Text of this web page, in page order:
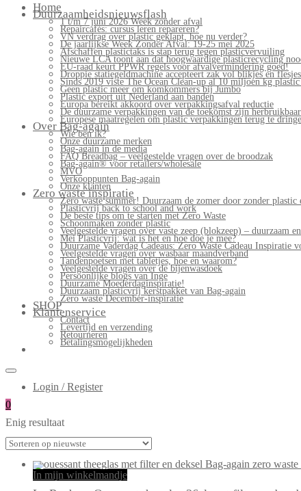
Home
Duurzaamheidsnieuwsflash
1 t/m 7 juni 2026 Week zonder afval
Repaircafés: cursus leren repareren?
VN verdrag over plastic geklapt, hoe nu verder?
De jaarlijkse Week Zonder Afval: 19-25 mei 2025
Afschaffen plastictaks is stap terug tegen plasticvervuiling
Nieuwe LCA toont aan dat hoogwaardige plasticrecycling
EU-raad keurt PPWR regels voor afvalvermindering goed!
Droppie statiegeldmachine accepteert zak vol blikjes en flesjes
Sinds 2019 viste The Ocean Clean-up al 10 miljoen kg
Geen plastic meer om komkommers bij Jumbo
Plastic export uit Nederland aan banden
Europa bereikt akkoord over verpakkingsafval reductie
De duurzame verpakkingen van de toekomst zijn herbruikbaar
Europese maatregelen om plastic verpakkingen terug te
Over Bag-again
Wie ben ik?
Onze duurzame merken
Bag-again in de media
FAQ Breadbag – veelgestelde vragen over de broodzak
Bag-again® voor retailers/wholesale
MVO
Verkooppunten Bag-again
Onze klanten
Zero waste inspiratie
Zero waste summer! Duurzaam de zomer door zonder plastic
Plasticvrij back to school and work
De beste tips om te starten met Zero Waste
Schoonmaken zonder plastic
Veelgestelde vragen over vaste zeep (blokzeep) – duurzaam
Mei Plasticvrij: wat is het en hoe doe je mee?
Duurzame Vaderdag Cadeaus: Zero Waste Cadeau Inspiratie
Veelgestelde vragen over wasbaar maandverband
Tandenpoetsen met tabletjes, hoe en waarom?
Veelgestelde vragen over de bijenwasdoek
Persoonlijke blogs van Inge
Duurzame Moederdaginspiratie!
Duurzaam plasticvrij kerstpakket van Bag-again
Zero waste December-inspiratie
SHOP
Klantenservice
Contact
Levertijd en verzending
Retourneren
Betalingsmogelijkheden
Login / Register
0
Enig resultaat
In mijn winkelmandje